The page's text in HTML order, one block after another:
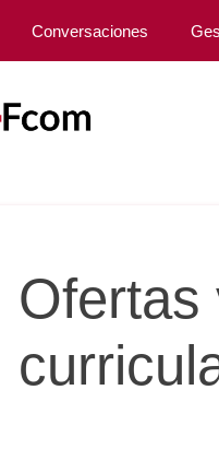
Conversaciones
Ofertas